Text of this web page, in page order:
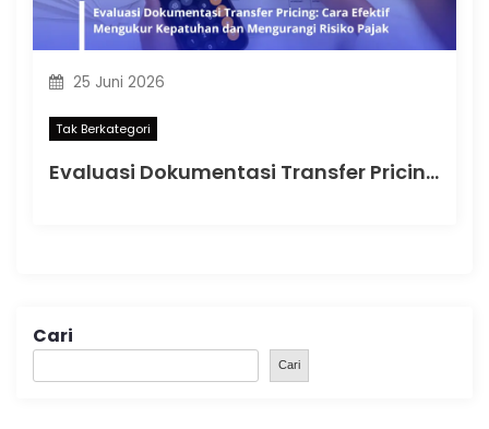
25 Juni 2026
Tak Berkategori
Evaluasi Dokumentasi Transfer Pricing: Cara Efektif Mengukur Kepatuhan dan Mengurangi Risiko Pajak
Cari
Cari